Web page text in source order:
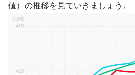
値）の推移を見ていきましょう。